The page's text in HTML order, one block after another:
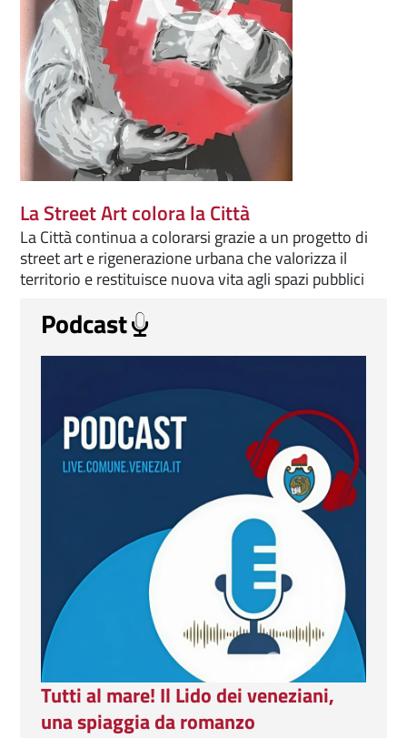
La Street Art colora la Città
La Città continua a colorarsi grazie a un progetto di
street art e rigenerazione urbana che valorizza il
territorio e restituisce nuova vita agli spazi pubblici
Podcast
Tutti al mare! Il Lido dei veneziani,
una spiaggia da romanzo